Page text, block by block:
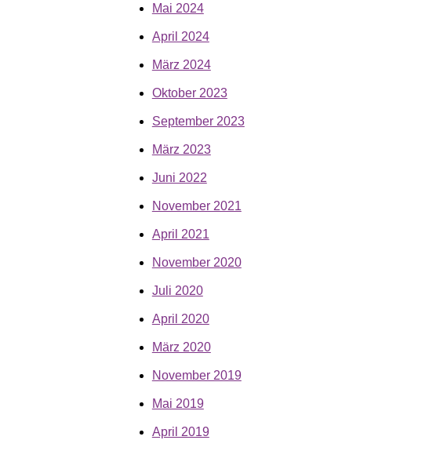
Mai 2024
April 2024
März 2024
Oktober 2023
September 2023
März 2023
Juni 2022
November 2021
April 2021
November 2020
Juli 2020
April 2020
März 2020
November 2019
Mai 2019
April 2019